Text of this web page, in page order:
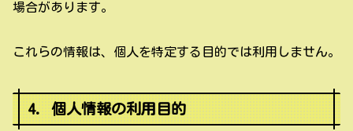
場合があります。
これらの情報は、個人を特定する目的では利用しません。
4. 個人情報の利用目的